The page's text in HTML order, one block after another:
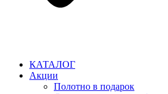
КАТАЛОГ
Акции
Полотно в подарок